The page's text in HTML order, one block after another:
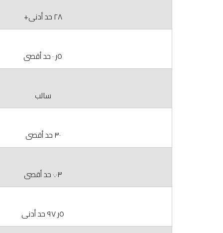
٢٨ حد أدنى+
٥ر ٠ حد أقصى
سالب
٣٠ حد أقصى
٠.٠٣ حد أقصى
٥ر ٩٧ حد أدنى